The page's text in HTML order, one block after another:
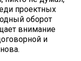
проектных
оборот
внимание
и